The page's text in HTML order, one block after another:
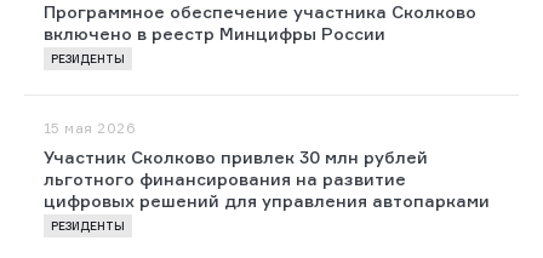
Программное обеспечение участника Сколково
включено в реестр Минцифры России
РЕЗИДЕНТЫ
15 мая 2026
Участник Сколково привлек 30 млн рублей
льготного финансирования на развитие
цифровых решений для управления автопарками
РЕЗИДЕНТЫ